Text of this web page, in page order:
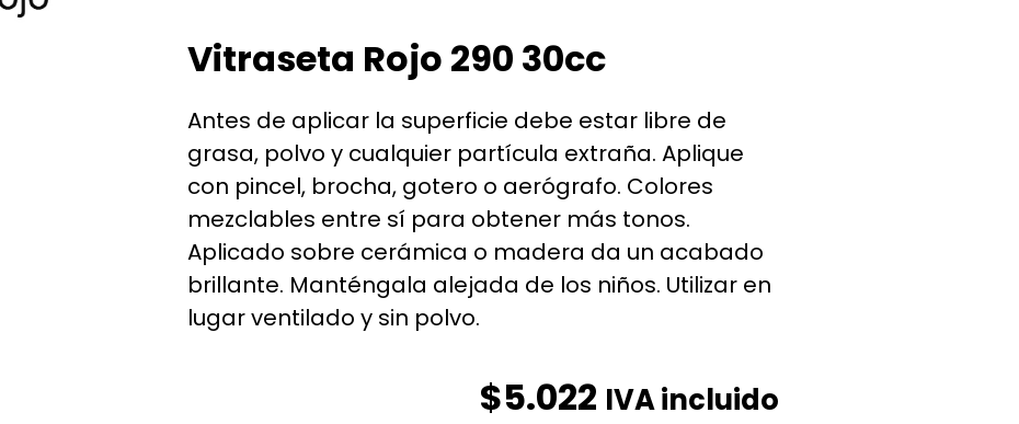
Vitraseta Rojo 290 30cc
Antes de aplicar la superficie debe estar libre de
grasa, polvo y cualquier partícula extraña. Aplique
con pincel, brocha, gotero o aerógrafo. Colores
mezclables entre sí para obtener más tonos.
Aplicado sobre cerámica o madera da un acabado
brillante. Manténgala alejada de los niños. Utilizar en
lugar ventilado y sin polvo.
$5.022 IVA incluido